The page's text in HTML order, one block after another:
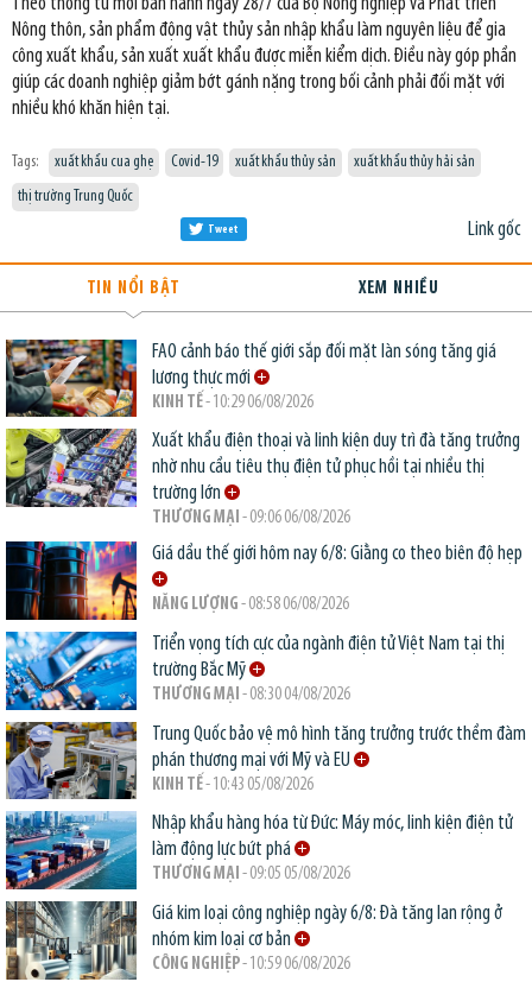
Theo thông tư mới ban hành ngày 28/7 của Bộ Nông nghiệp và Phát triển
Nông thôn, sản phẩm động vật thủy sản nhập khẩu làm nguyên liệu để gia
công xuất khẩu, sản xuất xuất khẩu được miễn kiểm dịch. Điều này góp phần
giúp các doanh nghiệp giảm bớt gánh nặng trong bối cảnh phải đối mặt với
nhiều khó khăn hiện tại.
Tags: xuất khẩu cua ghẹ Covid-19 xuất khẩu thủy sản
xuất khẩu thủy hải sản
thị trường Trung Quốc
Link gốc
Tweet
TIN NỔI BẬT XEM NHIỀU
FAO cảnh báo thế giới sắp đối mặt làn sóng tăng giá
lương thực mới
KINH TẾ- 10:29 06/08/2026
Xuất khẩu điện thoại và linh kiện duy trì đà tăng trưởng
nhờ nhu cầu tiêu thụ điện tử phục hồi tại nhiều thị
trường lớn
THƯƠNG MẠI - 09:06 06/08/2026
Giá dầu thế giới hôm nay 6/8: Giằng co theo biên độ hẹp
NĂNG LƯỢNG - 08:58 06/08/2026
Triển vọng tích cực của ngành điện tử Việt Nam tại thị
trường Bắc Mỹ
THƯƠNG MẠI - 08:30 04/08/2026
Trung Quốc bảo vệ mô hình tăng trưởng trước thềm đàm
phán thương mại với Mỹ và EU
KINH TẾ- 10:43 05/08/2026
Nhập khẩu hàng hóa từ Đức: Máy móc, linh kiện điện tử
làm động lực bứt phá
THƯƠNG MẠI - 09:05 05/08/2026
Giá kim loại công nghiệp ngày 6/8: Đà tăng lan rộng ở
nhóm kim loại cơ bản
CÔNG NGHIỆP- 10:59 06/08/2026